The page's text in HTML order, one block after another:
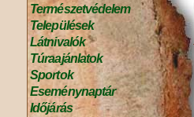
Természetvédelem
Települések
Látnivalók
Túraajánlatok
Sportok
Eseménynaptár
Időjárás